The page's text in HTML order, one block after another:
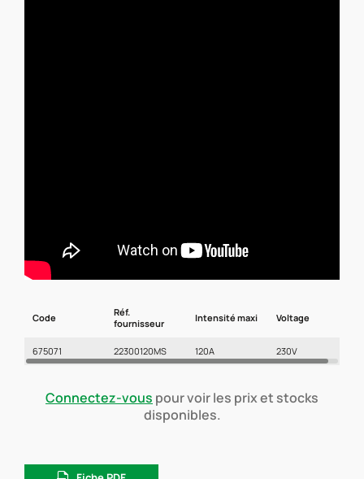
Code
Réf.
fournisseur
Intensité maxi Voltage
675071 22300120MS 120A 230V
Connectez-vous pour voir les prix et stocks
disponibles.